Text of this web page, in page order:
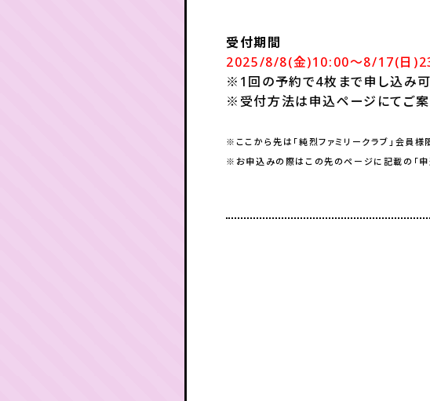
受付期間
2025/8/8(金)10:00～8/17(日
※1回の予約で4枚まで申し込み
※受付方法は申込ページにてご案
※ここから先は「純烈ファミリークラブ」会員様
※お申込みの際はこの先のページに記載の「申